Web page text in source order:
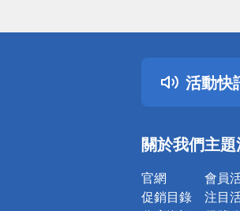
活動快
關於我們
官網
促銷目錄
主
會員
注目